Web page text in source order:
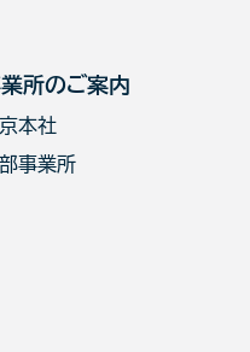
所のご案内
本社
事業所